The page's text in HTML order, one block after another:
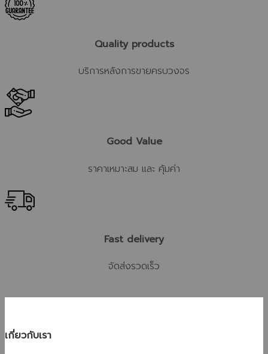
Quality products
บริการหลังการขายครบวงจร
Good Value
ราคาเหมาะสม และ คุ้มค่า
Fast delivery
จัดส่งรวดเร็ว
เกี่ยวกับเรา